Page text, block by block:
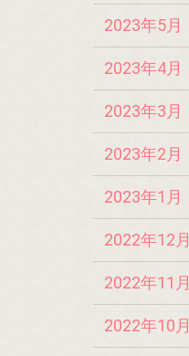
2023年5月
2023年4月
2023年3月
2023年2月
2023年1月
2022年12月
2022年11月
2022年10月